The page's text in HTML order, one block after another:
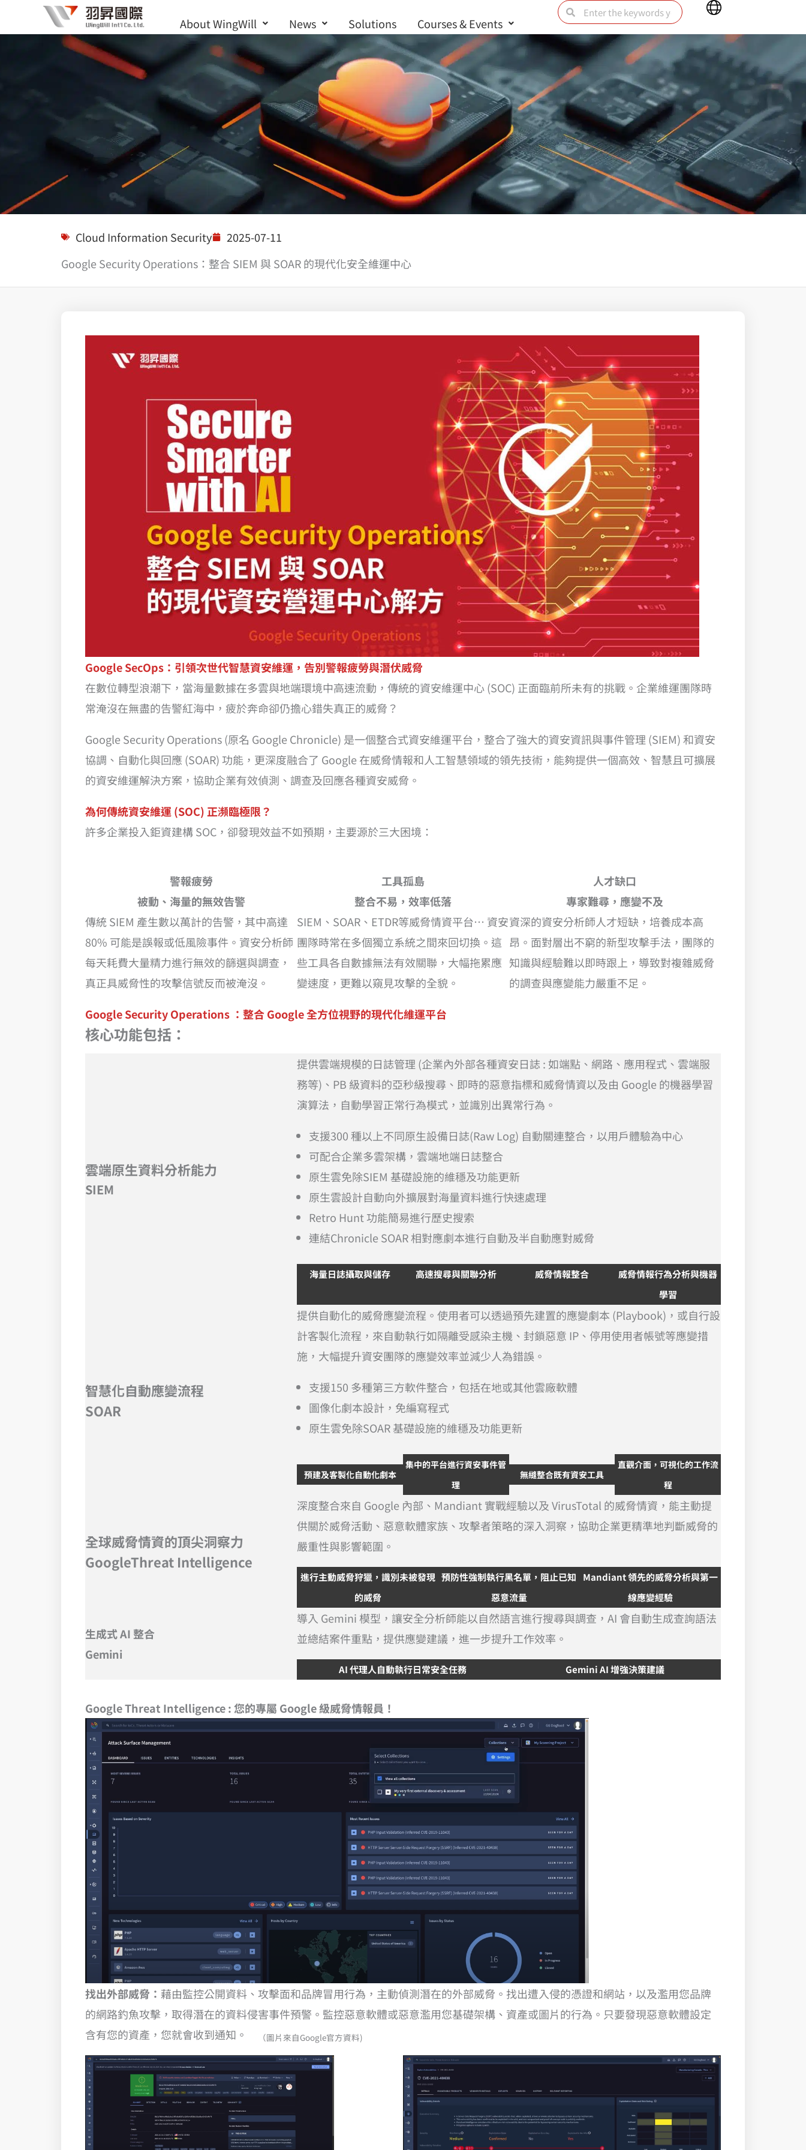
to
About WingWill News Solutions Courses & Events
Contact us
SearchSearch
Main
Menu
Solutions
Cloud Information Security
2025-07-11
Google Security Operations：整合 SIEM 與 SOAR 的現代化安全維運中心
Google SecOps：引領次世代智慧資安維運，告別警報疲勞與潛伏威脅
在數位轉型浪潮下，當海量數據在多雲與地端環境中高速流動，傳統的資安維運中心 (SOC) 正面臨前所未有的挑戰。企業維運團隊時
常淹沒在無盡的告警紅海中，疲於奔命卻仍擔心錯失真正的威脅？
Google Security Operations (原名 Google Chronicle) 是一個整合式資安維運平台，整合了強大的資安資訊與事件管理 (SIEM) 和資安
協調、自動化與回應 (SOAR) 功能，更深度融合了 Google 在威脅情報和人工智慧領域的領先技術，能夠提供一個高效、智慧且可擴展
的資安維運解決方案，協助企業有效偵測、調查及回應各種資安威脅。
為何傳統資安維運 (SOC) 正瀕臨極限？
許多企業投入鉅資建構 SOC，卻發現效益不如預期，主要源於三大困境：
警報疲勞
被動、海量的無效告警
傳統 SIEM 產生數以萬計的告警，其中高達
80% 可能是誤報或低風險事件。資安分析師
每天耗費大量精力進行無效的篩選與調查，
真正具威脅性的攻擊信號反而被淹沒。
工具孤島
整合不易，效率低落
SIEM、SOAR、ETDR等威脅情資平台… 資安
團隊時常在多個獨立系統之間來回切換。這
些工具各自數據無法有效關聯，大幅拖累應
變速度，更難以窺見攻擊的全貌。
人才缺口
專家難尋，應變不及
資深的資安分析師人才短缺，培養成本高
昂。面對層出不窮的新型攻擊手法，團隊的
知識與經驗難以即時跟上，導致對複雜威脅
的調查與應變能力嚴重不足。
Google Security Operations ：整合 Google 全方位視野的現代化維運平台
核心功能包括：
雲端原生資料分析能力
SIEM
提供雲端規模的日誌管理 (企業內外部各種資安日誌 : 如端點、網路、應用程式、雲端服
務等)、PB 級資料的亞秒級搜尋、即時的惡意指標和威脅情資以及由 Google 的機器學習
演算法，自動學習正常行為模式，並識別出異常行為。
支援300 種以上不同原生設備日誌(Raw Log) 自動關連整合，以用戶體驗為中心
可配合企業多雲架構，雲端地端日誌整合
原生雲免除SIEM 基礎設施的維穩及功能更新
原生雲設計自動向外擴展對海量資料進行快速處理
Retro Hunt 功能簡易進行歷史搜索
連結Chronicle SOAR 相對應劇本進行自動及半自動應對威脅
海量日誌攝取與儲存 高速搜尋與關聯分析 威脅情報整合
威脅情報行為分析與機器
學習
智慧化自動應變流程
SOAR
提供自動化的威脅應變流程。使用者可以透過預先建置的應變劇本 (Playbook)，或自行設
計客製化流程，來自動執行如隔離受感染主機、封鎖惡意 IP、停用使用者帳號等應變措
施，大幅提升資安團隊的應變效率並減少人為錯誤。
支援150 多種第三方軟件整合，包括在地或其他雲廠軟體
圖像化劇本設計，免編寫程式
原生雲免除SOAR 基礎設施的維穩及功能更新
預建及客製化自動化劇本
集中的平台進行資安事件管
理
無縫整合既有資安工具
直觀介面，可視化的工作流
程
全球威脅情資的頂尖洞察力
GoogleThreat Intelligence
深度整合來自 Google 內部、Mandiant 實戰經驗以及 VirusTotal 的威脅情資，能主動提
供關於威脅活動、惡意軟體家族、攻擊者策略的深入洞察，協助企業更精準地判斷威脅的
嚴重性與影響範圍。
進行主動威脅狩獵，識別未被發現
的威脅
預防性強制執行黑名單，阻止已知
惡意流量
Mandiant 領先的威脅分析與第一
線應變經驗
生成式 AI 整合
Gemini
導入 Gemini 模型，讓安全分析師能以自然語言進行搜尋與調查，AI 會自動生成查詢語法
並總結案件重點，提供應變建議，進一步提升工作效率。
AI 代理人自動執行日常安全任務 Gemini AI 增強決策建議
Google Threat Intelligence : 您的專屬 Google 級威脅情報員！
找出外部威脅： 藉由監控公開資料、攻擊面和品牌冒用行為，主動偵測潛在的外部威脅。找出遭入侵的憑證和網站，以及濫用您品牌
的網路釣魚攻擊，取得潛在的資料侵害事件預警。監控惡意軟體或惡意濫用您基礎架構、資產或圖片的行為。只要發現惡意軟體設定
含有您的資產，您就會收到通知。
（圖片來自Google官方資料)